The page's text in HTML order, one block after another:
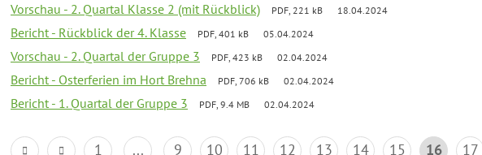
Vorschau - 2. Quartal Klasse 2 (mit Rückblick) PDF, 221 kB 18.04.2024
Bericht - Rückblick der 4. Klasse PDF, 401 kB 05.04.2024
Vorschau - 2. Quartal der Gruppe 3 PDF, 423 kB 02.04.2024
Bericht - Osterferien im Hort Brehna PDF, 706 kB 02.04.2024
Bericht - 1. Quartal der Gruppe 3 PDF, 9.4 MB 02.04.2024
1 ... 9 10 11 12 13 14 15 16 17